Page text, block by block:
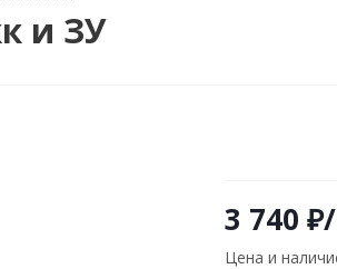
и ЗУ
3 740 ₽
Цена и